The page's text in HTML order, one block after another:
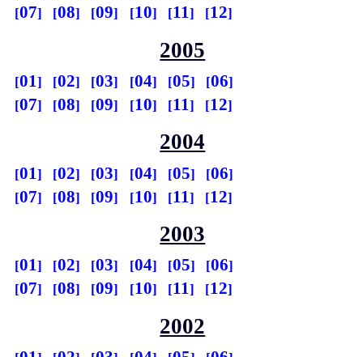
07
08 09 10 11 12
2005
01 02 03 04 05
06
07
08 09 10 11 12
2004
01 02 03 04 05
06
07
08 09 10 11 12
2003
01 02 03 04 05
06
07
08 09 10 11 12
2002